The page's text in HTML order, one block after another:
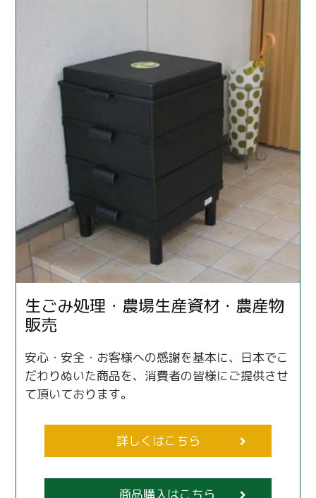
生ごみ処理・農場生産資材・農産物
販売
安心・安全・お客様への感謝を基本に、日本でこ
だわりぬいた商品を、消費者の皆様にご提供させ
て頂いております。
詳しくはこちら
商品購入はこちら